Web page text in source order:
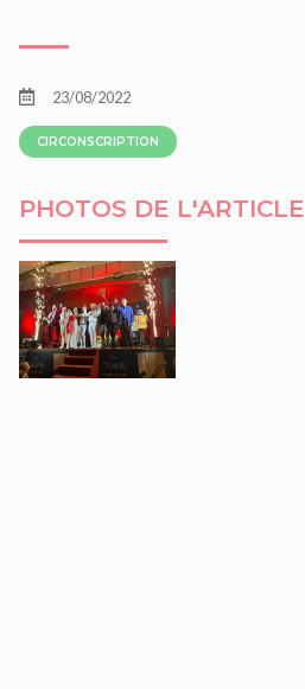
23/08/2022
CIRCONSCRIPTION
PHOTOS DE L'ARTICLE